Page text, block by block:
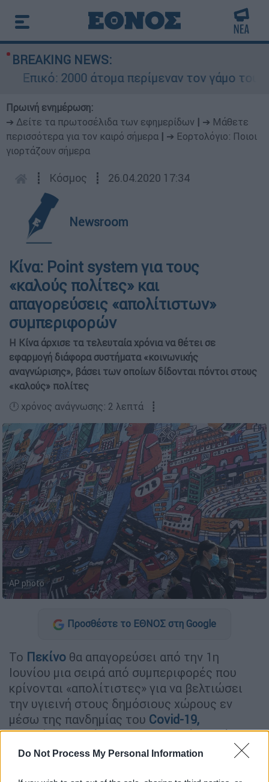
Do Not Process My Personal Information
BREAKING NEWS:
Επικό: 2000 άτομα περίμεναν τον γάμο του
Πρωινή ενημέρωση:
➔ Δείτε τα πρωτοσέλιδα των εφημερίδων
➔ Μάθετε
περισσότερα για τον καιρό σήμερα
➔ Εορτολόγιο: Ποιοι
γιορτάζουν σήμερα
┋ Κόσμος ┋ 26.04.2020 17:34
Newsroom
Κίνα: Point system για τους
«καλούς πολίτες» και
απαγορεύσεις «απολίτιστων»
συμπεριφορών
Η Κίνα άρχισε τα τελευταία χρόνια να θέτει σε
εφαρμογή διάφορα συστήματα «κοινωνικής
αναγνώρισης», βάσει των οποίων δίδονται πόντοι στους
«καλούς» πολίτες
🕛 χρόνος ανάγνωσης: 2 λεπτά ┋
AP photo
Προσθέστε το ΕΘΝΟΣ στη Google
Το Πεκίνο θα απαγορεύσει από την 1η
Ιουνίου μια σειρά από συμπεριφορές που
κρίνονται «απολίτιστες» για να βελτιώσει
την υγιεινή στους δημόσιους χώρους εν
μέσω της πανδημίας του Covid-19,
ανακοίνωσαν σήμερα οι δημοτικές αρχές της
κινεζικής πρωτεύουσας.